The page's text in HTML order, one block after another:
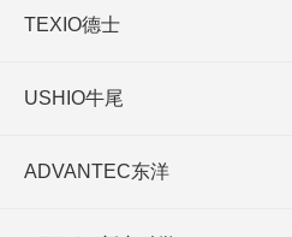
TEXIO德士
USHIO牛尾
ADVANTEC东洋